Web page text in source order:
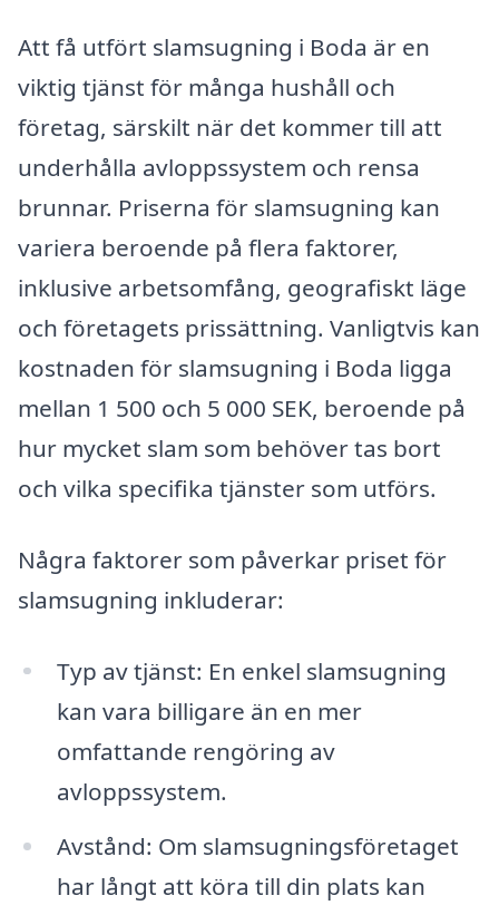
Att få utfört slamsugning i Boda är en
viktig tjänst för många hushåll och
företag, särskilt när det kommer till att
underhålla avloppssystem och rensa
brunnar. Priserna för slamsugning kan
variera beroende på flera faktorer,
inklusive arbetsomfång, geografiskt läge
och företagets prissättning. Vanligtvis kan
kostnaden för slamsugning i Boda ligga
mellan 1 500 och 5 000 SEK, beroende på
hur mycket slam som behöver tas bort
och vilka specifika tjänster som utförs.
Några faktorer som påverkar priset för
slamsugning inkluderar:
Typ av tjänst: En enkel slamsugning
kan vara billigare än en mer
omfattande rengöring av
avloppssystem.
Avstånd: Om slamsugningsföretaget
har långt att köra till din plats kan